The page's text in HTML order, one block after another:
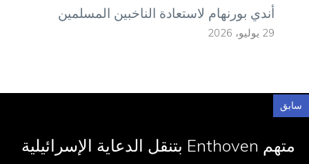
أندي بورنهام لاستعادة الناخبين المسلمين
29 يوليو، 2026
سابق
متهم Enthoven بتنقل الدعاية الإسرائيلية